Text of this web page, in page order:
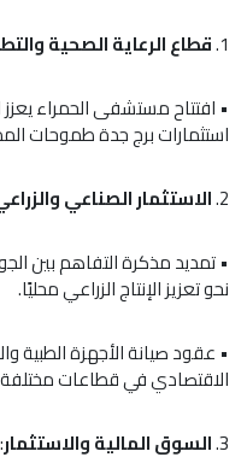
1. قطاع الرعاية الصحية
• افتتاح مستشفى الحمراء يعزز
استثمارات برج جدة طموحات
2. الاستثمار الصناعي
• تمديد مذكرة التفاهم بين
نحو تعزيز الإنتاج الزراعي محليًا.
• عقود صيانة الأجهزة الطبية
الاقتصادي في قطاعات
3. السوق المالية والاستثمار: